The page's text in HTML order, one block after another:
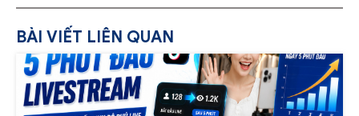
BÀI VIẾT LIÊN QUAN